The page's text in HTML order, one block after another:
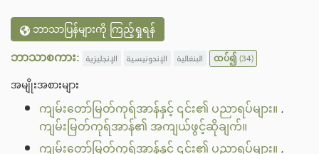
ဘာသာပြန်များကို ကြည့်ရှုရန်
ဘာသာစကား: الإنجليزية الإندونيسية البنغالية ထပ်၍(34)
အမျိုးအစားများ
ကျမ်းတော်မြတ်ကုရ်အာန်နှင့် ၎င်း၏ ပညာရပ်များ။ .
ကျမ်းမြတ်ကုရ်အာန်၏ အကျယ်ဖွင့်ဆိုချက်။
ကျမ်းတော်မြတ်ကုရ်အာန်နှင့် ၎င်း၏ ပညာရပ်များ။ .